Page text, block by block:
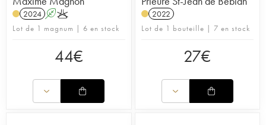
2024 AK
Lot de 1 magnum | 6 en stock
44€
2022
Lot de 1 bouteille | 7 en stock
27€